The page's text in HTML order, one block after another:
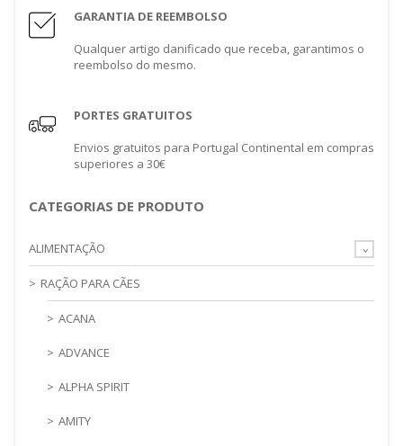
GARANTIA DE REEMBOLSO
Qualquer artigo danificado que receba, garantimos o
reembolso do mesmo.
PORTES GRATUITOS
Envios gratuitos para Portugal Continental em compras
superiores a 30€
CATEGORIAS DE PRODUTO
ALIMENTAÇÃO
RAÇÃO PARA CÃES
ACANA
ADVANCE
ALPHA SPIRIT
AMITY